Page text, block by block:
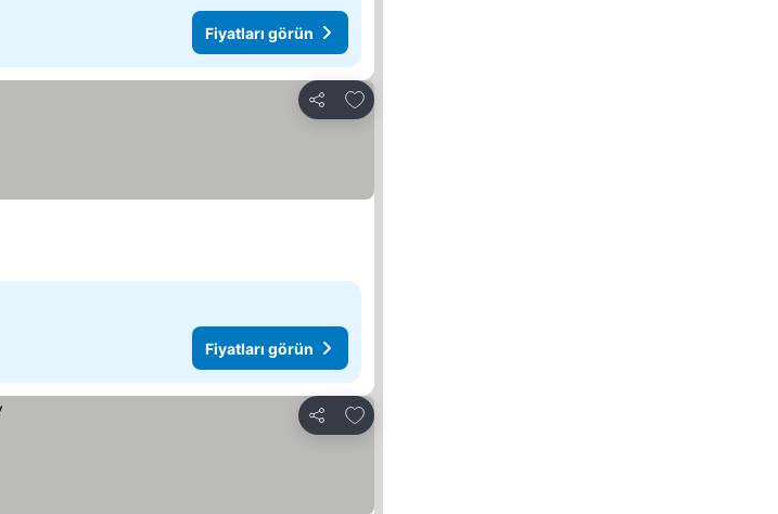
Fiyatları görün
Paylaş
Favorilerime ekle
Fiyatları görün
Paylaş
Favorilerime ekle